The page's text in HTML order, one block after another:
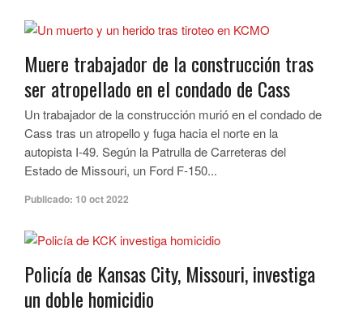
Muere trabajador de la construcción tras
ser atropellado en el condado de Cass
Un trabajador de la construcción murió en el condado de
Cass tras un atropello y fuga hacia el norte en la
autopista I-49. Según la Patrulla de Carreteras del
Estado de Missouri, un Ford F-150...
Publicado: 10 oct 2022
Policía de Kansas City, Missouri, investiga
un doble homicidio